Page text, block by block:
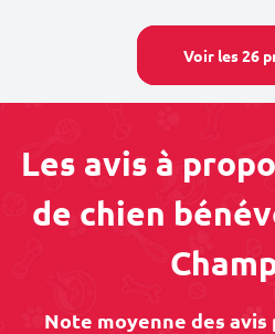
Voir les 26
Les avis à
de chien
Note moyenne des avis